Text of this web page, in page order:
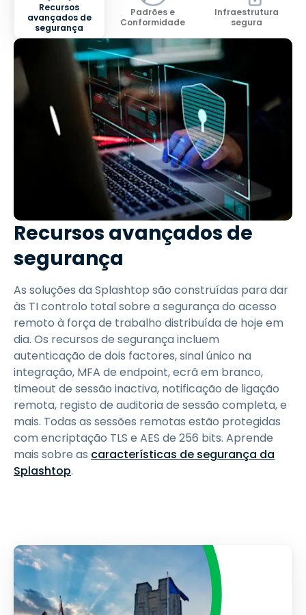
Recursos
avançados de
segurança
Padrões e
Conformidade
Infraestrutura
segura
Recursos avançados de
segurança
As soluções da Splashtop são construídas para dar
às TI controlo total sobre a segurança do acesso
remoto à força de trabalho distribuída de hoje em
dia. Os recursos de segurança incluem
autenticação de dois factores, sinal único na
integração, MFA de endpoint, ecrã em branco,
timeout de sessão inactiva, notificação de ligação
remota, registo de auditoria de sessão completa, e
mais. Todas as sessões remotas estão protegidas
com encriptação TLS e AES de 256 bits. Aprende
mais sobre as características de segurança da
Splashtop.